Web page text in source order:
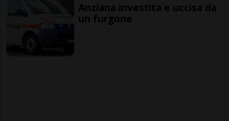
Anziana investita e uccisa da
un furgone